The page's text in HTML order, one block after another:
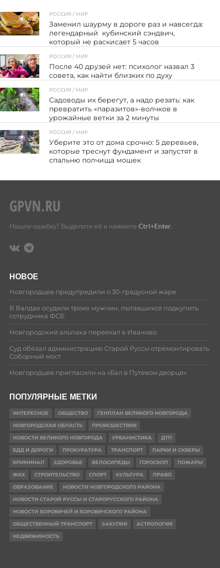
67
РОССИЯ / МИР
Заменил шаурму в дороге раз и навсегда:
легендарный кубинский сэндвич,
который не раскисает 5 часов
36
РОССИЯ / МИР
После 40 друзей нет: психолог назвал 3
совета, как найти близких по духу
45
РОССИЯ / МИР
Садоводы их берегут, а надо резать: как
превратить «паразитов»-волчков в
урожайные ветки за 2 минуты
26
РОССИЯ / МИР
Уберите это от дома срочно: 5 деревьев,
которые треснут фундамент и запустят в
спальню полчища мошек
Нашли ошибку? Выделите её и нажмите Ctrl+Enter.
НОВОЕ
Новгородцев предупредили о 30-градусной жаре
В Валдае осудили троих мужчин, пытавшихся подкупить
сотрудника ФСБ
Новгородский альпака переехал в Иваново
Суд обязал администрацию Старой Руссы отремонтировать
Соборный мост
Новгородцев пригласили на «Бал в Путевом дворце»
ПОПУЛЯРНЫЕ МЕТКИ
ИНТЕРЕСНОЕ ОБЩЕСТВО
ГЕНПЛАН ВЕЛИКОГО НОВГОРОДА
НОВГОРОДСКАЯ ОБЛАСТЬ
ПРОИСШЕСТВИЯ
НОВОСТИ ВЕЛИКОГО НОВГОРОДА
УРБАНИСТИКА
ДТП
БДД И ДОРОГИ
ПРОКУРАТУРА ТРАНСПОРТ
ПАРКИ И СКВЕРЫ
КРИМИНАЛ
ЗДОРОВЬЕ ВЕЛОСИПЕДЫ ГОРОСКОП
ПОЖАРЫ
ЖКХ
СТРОИТЕЛЬСТВО СПОРТ КУЛЬТУРА
ПРАВО
ОБРАЗОВАНИЕ
НОВОСТИ НОВГОРОДСКОГО РАЙОНА
НОВОСТИ СТАРОЙ РУССЫ И СТАРОРУССКОГО РАЙОНА
НОВОСТИ БОРОВИЧЕЙ И БОРОВИЧСКОГО РАЙОНА
ОБЩЕСТВЕННЫЙ ТРАНСПОРТ
ЗАКУПКИ
АСТРОЛОГИЯ
НЕДВИЖИМОСТЬ